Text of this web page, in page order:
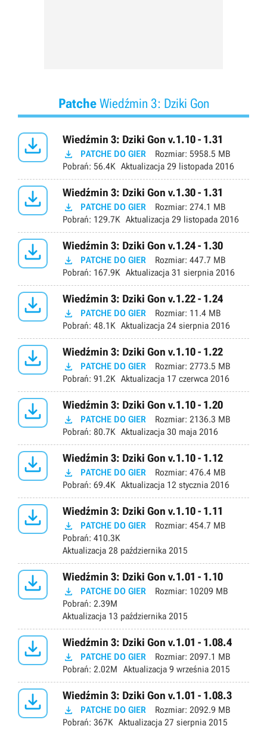
PatcheWiedźmin 3: Dziki Gon
 Wiedźmin 3: Dziki Gon v.1.10 - 1.31
 PATCHE DO GIER Rozmiar: 5958.5 MB
Pobrań: 56.4K Aktualizacja 29 listopada 2016
 Wiedźmin 3: Dziki Gon v.1.30 - 1.31
 PATCHE DO GIER Rozmiar: 274.1 MB
Pobrań: 129.7K Aktualizacja 29 listopada 2016
 Wiedźmin 3: Dziki Gon v.1.24 - 1.30
 PATCHE DO GIER Rozmiar: 447.7 MB
Pobrań: 167.9K Aktualizacja 31 sierpnia 2016
 Wiedźmin 3: Dziki Gon v.1.22 - 1.24
 PATCHE DO GIER Rozmiar: 11.4 MB
Pobrań: 48.1K Aktualizacja 24 sierpnia 2016
 Wiedźmin 3: Dziki Gon v.1.10 - 1.22
 PATCHE DO GIER Rozmiar: 2773.5 MB
Pobrań: 91.2K Aktualizacja 17 czerwca 2016
 Wiedźmin 3: Dziki Gon v.1.10 - 1.20
 PATCHE DO GIER Rozmiar: 2136.3 MB
Pobrań: 80.7K Aktualizacja 30 maja 2016
 Wiedźmin 3: Dziki Gon v.1.10 - 1.12
 PATCHE DO GIER Rozmiar: 476.4 MB
Pobrań: 69.4K Aktualizacja 12 stycznia 2016
 Wiedźmin 3: Dziki Gon v.1.10 - 1.11
 PATCHE DO GIER Rozmiar: 454.7 MB
Pobrań: 410.3K
Aktualizacja 28 października 2015
 Wiedźmin 3: Dziki Gon v.1.01 - 1.10
 PATCHE DO GIER Rozmiar: 10209 MB
Pobrań: 2.39M
Aktualizacja 13 października 2015
 Wiedźmin 3: Dziki Gon v.1.01 - 1.08.4
 PATCHE DO GIER Rozmiar: 2097.1 MB
Pobrań: 2.02M Aktualizacja 9 września 2015
 Wiedźmin 3: Dziki Gon v.1.01 - 1.08.3
 PATCHE DO GIER Rozmiar: 2092.9 MB
Pobrań: 367K Aktualizacja 27 sierpnia 2015